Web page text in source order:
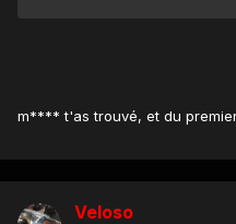
m**** t'as trouvé, et du
Veloso